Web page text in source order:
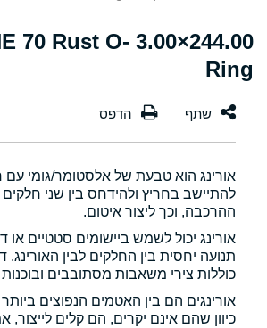
70 Rust O-
Ring
אורינג הוא טבעת של אלסטומר/גומי עם
להתיישב בחריץ ולהידחס בין שני
ההרכבה, וכך ליצור איטום.
אורינג יכול לשמש ביישומים סטטיים או
תנועה יחסית בין החלקים לבין האורינג.
כוללות צירי משאבות מסתובבים ובוכנות
אורינגים הם בין האטמים הנפוצים
כיוון שהם אינם יקרים, הם קלים לייצור,